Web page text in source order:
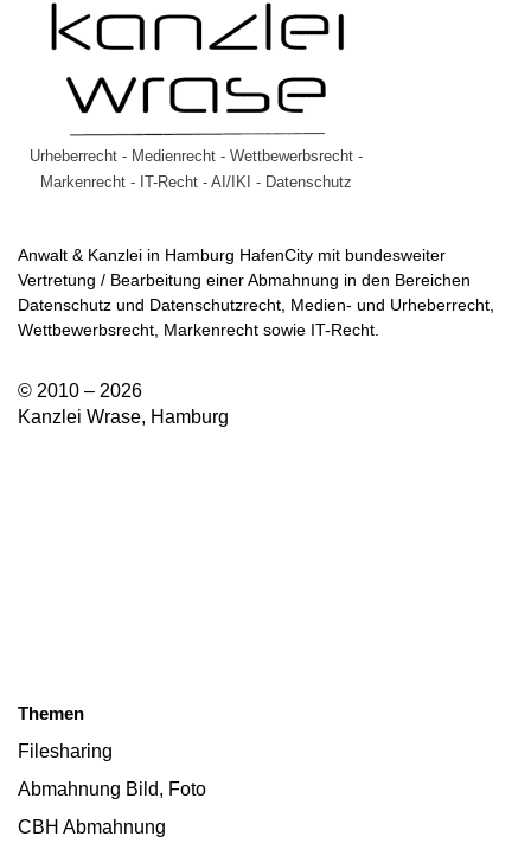
Urheberrecht - Medienrecht - Wettbewerbsrecht -
Markenrecht - IT-Recht - AI/IKI - Datenschutz
Anwalt & Kanzlei in Hamburg HafenCity mit bundesweiter
Vertretung / Bearbeitung einer Abmahnung in den Bereichen
Datenschutz und Datenschutzrecht, Medien- und Urheberrecht,
Wettbewerbsrecht, Markenrecht sowie IT-Recht.
© 2010 – 2026
Kanzlei Wrase, Hamburg
Themen
Filesharing
Abmahnung Bild, Foto
CBH Abmahnung